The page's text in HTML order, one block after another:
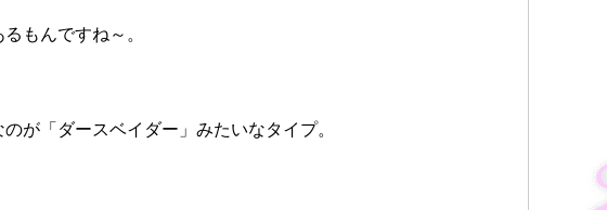
もんですね～。
が「ダースベイダー」みたいなタイプ。